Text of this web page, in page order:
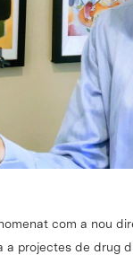
com a nou
a projectes de drug